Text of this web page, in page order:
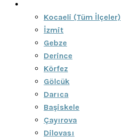
Kocaeli (Tüm İlçeler)
İzmit
Gebze
Derince
Körfez
Gölcük
Darıca
Başiskele
Çayırova
Dilovası